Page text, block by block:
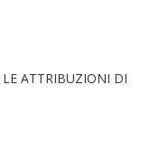
LE ATTRIBUZIONI DI